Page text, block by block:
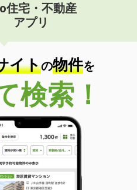
住宅・不動産
アプリ
イトの物件を
検索！